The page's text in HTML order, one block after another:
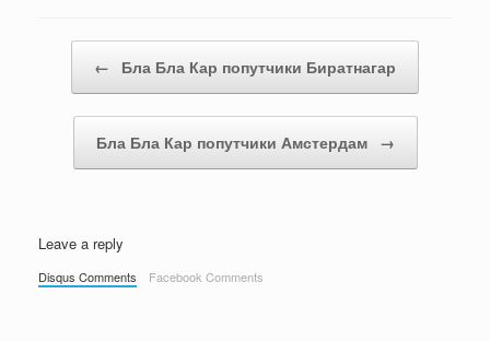
Post navigation
← Бла Бла Кар попутчики Биратнагар
Бла Бла Кар попутчики Амстердам →
Leave a reply
Disqus Comments Facebook Comments